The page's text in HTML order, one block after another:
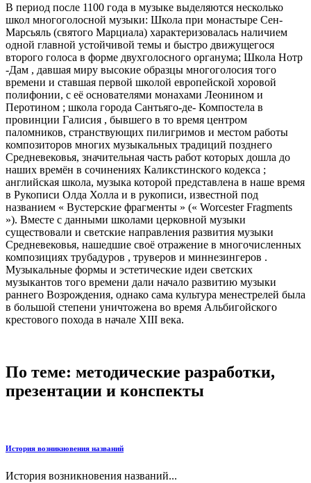
В период после 1100 года в музыке выделяются несколько
школ многоголосной музыки: Школа при монастыре Сен-
Марсьяль (святого Марциала) характеризовалась наличием
одной главной устойчивой темы и быстро движущегося
второго голоса в форме двухголосного органума; Школа Нотр
-Дам , давшая миру высокие образцы многоголосия того
времени и ставшая первой школой европейской хоровой
полифонии, с её основателями монахами Леонином и
Перотином ; школа города Сантьяго-де- Компостела в
провинции Галисия , бывшего в то время центром
паломников, странствующих пилигримов и местом работы
композиторов многих музыкальных традиций позднего
Средневековья, значительная часть работ которых дошла до
наших времён в сочинениях Каликстинского кодекса ;
английская школа, музыка которой представлена в наше время
в Рукописи Олда Холла и в рукописи, известной под
названием « Вустерские фрагменты » (« Worcester Fragments
»). Вместе с данными школами церковной музыки
существовали и светские направления развития музыки
Средневековья, нашедшие своё отражение в многочисленных
композициях трубадуров , труверов и миннезингеров .
Музыкальные формы и эстетические идеи светских
музыкантов того времени дали начало развитию музыки
раннего Возрождения, однако сама культура менестрелей была
в большой степени уничтожена во время Альбигойского
крестового похода в начале XIII века.
По теме: методические разработки,
презентации и конспекты
История возникновения названий
История возникновения названий...